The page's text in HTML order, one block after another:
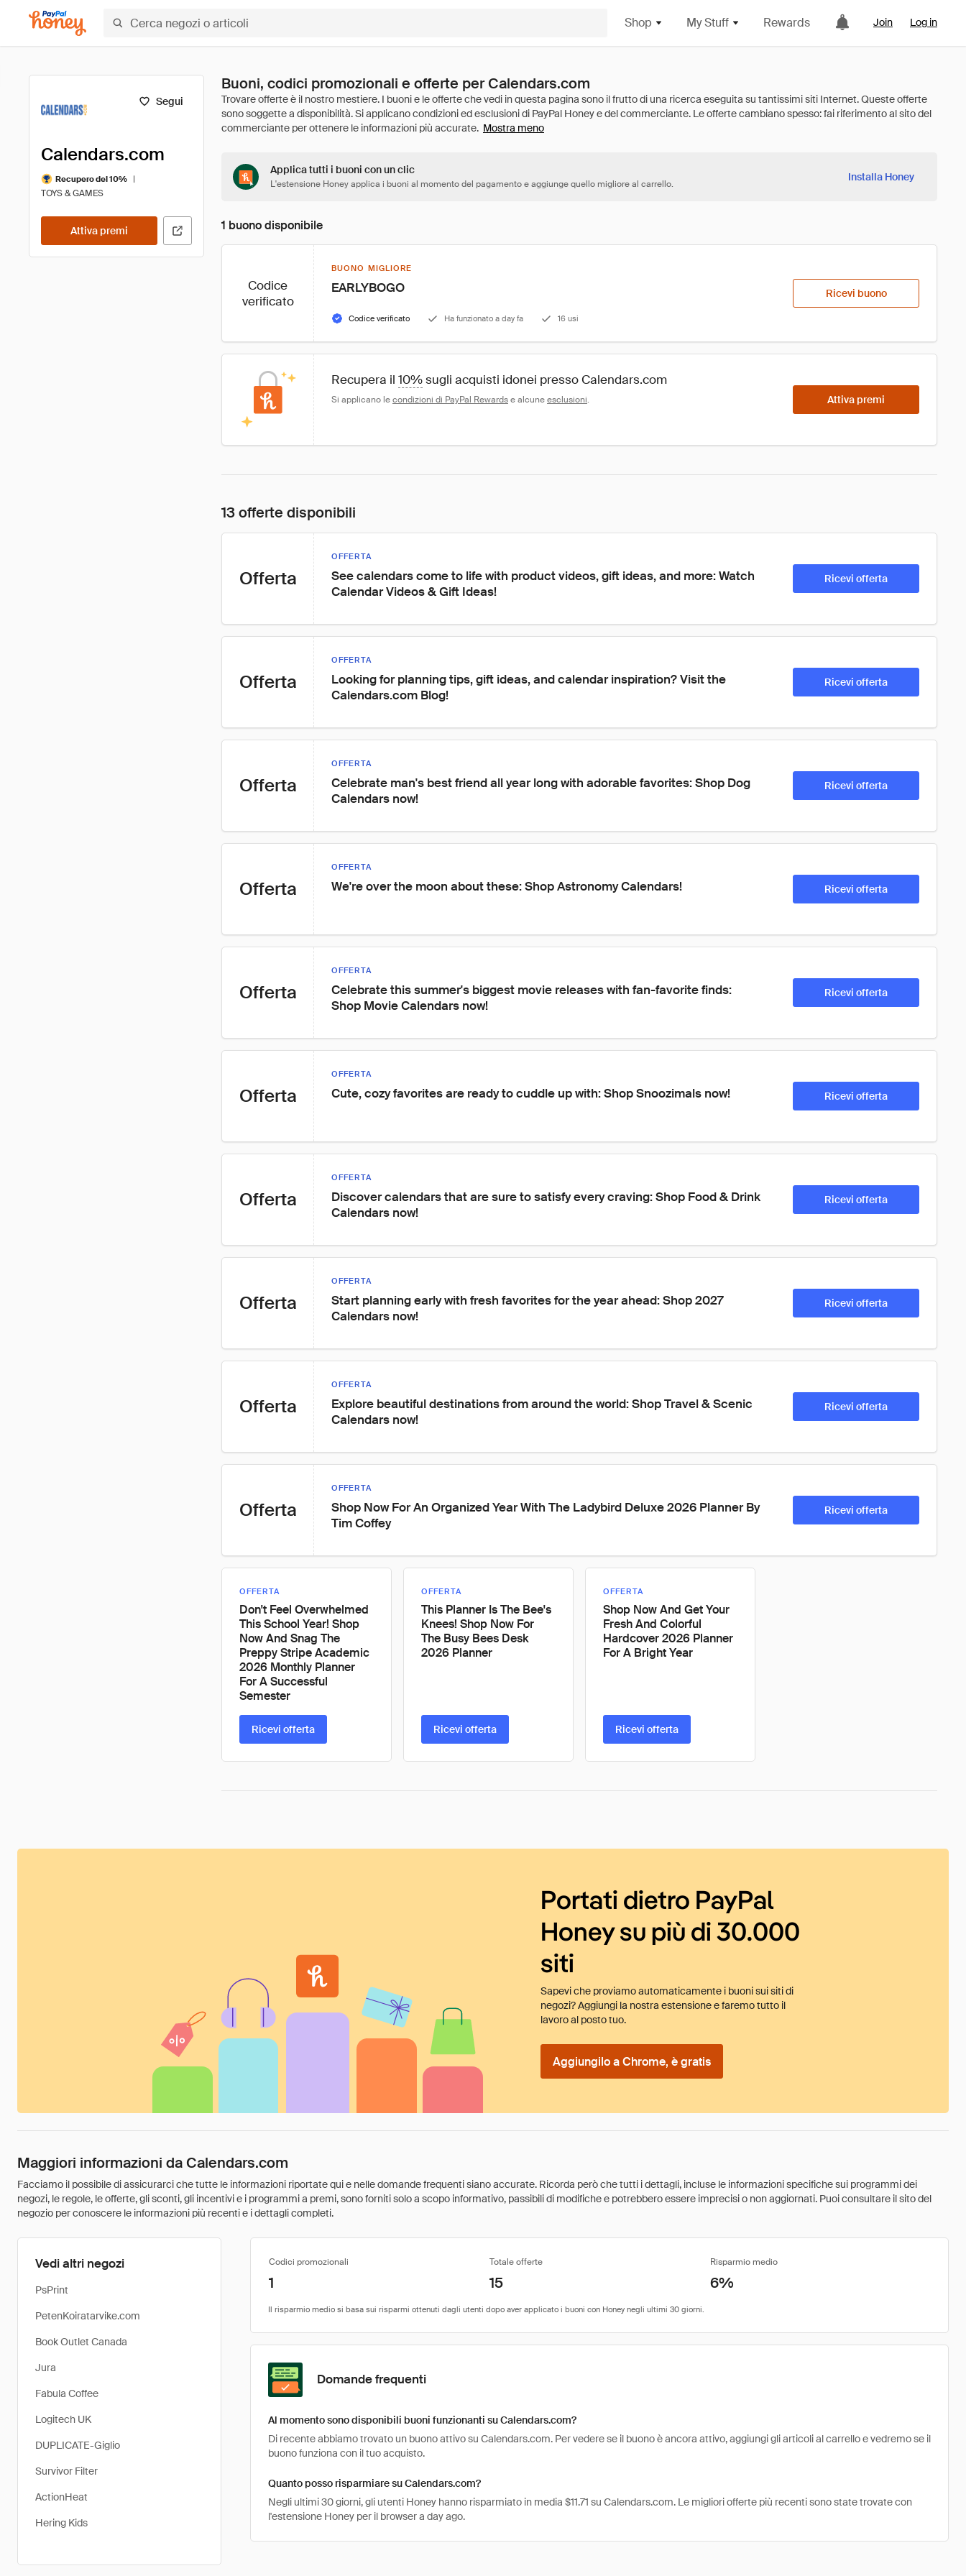
Shop My Stuff Rewards Join Log in
Segui
Calendars.com
Recupero del 10%
|
TOYS & GAMES
Attiva premi
Buoni, codici promozionali e offerte per Calendars.com
Mostra meno
Applica tutti i buoni con un clic
L'estensione Honey applica i buoni al momento del pagamento e aggiunge quello migliore al carrello.
Installa Honey
1 buono disponibile
Codice
verificato
BUONO MIGLIORE
EARLYBOGO
Codice verificato Ha funzionato a day fa 16 usi
Ricevi buono
Recupera il 10% sugli acquisti idonei presso Calendars.com
Si applicano le condizioni di PayPal Rewards e alcune esclusioni. Attiva premi
13 offerte disponibili
Offerta
OFFERTA
See calendars come to life with product videos, gift ideas, and more: Watch
Calendar Videos & Gift Ideas!
Ricevi offerta
Offerta
OFFERTA
Looking for planning tips, gift ideas, and calendar inspiration? Visit the
Calendars.com Blog!
Ricevi offerta
Offerta
OFFERTA
Celebrate man's best friend all year long with adorable favorites: Shop Dog
Calendars now!
Ricevi offerta
Offerta
OFFERTA
We're over the moon about these: Shop Astronomy Calendars! Ricevi offerta
Offerta
OFFERTA
Celebrate this summer's biggest movie releases with fan-favorite finds:
Shop Movie Calendars now!
Ricevi offerta
Offerta
OFFERTA
Cute, cozy favorites are ready to cuddle up with: Shop Snoozimals now! Ricevi offerta
Offerta
OFFERTA
Discover calendars that are sure to satisfy every craving: Shop Food & Drink
Calendars now!
Ricevi offerta
Offerta
OFFERTA
Start planning early with fresh favorites for the year ahead: Shop 2027
Calendars now!
Ricevi offerta
Offerta
OFFERTA
Explore beautiful destinations from around the world: Shop Travel & Scenic
Calendars now!
Ricevi offerta
Offerta
OFFERTA
Shop Now For An Organized Year With The Ladybird Deluxe 2026 Planner By
Tim Coffey
Ricevi offerta
OFFERTA
Don't Feel Overwhelmed
This School Year! Shop
Now And Snag The
Preppy Stripe Academic
2026 Monthly Planner
For A Successful
Semester
Ricevi offerta
OFFERTA
This Planner Is The Bee's
Knees! Shop Now For
The Busy Bees Desk
2026 Planner
Ricevi offerta
OFFERTA
Shop Now And Get Your
Fresh And Colorful
Hardcover 2026 Planner
For A Bright Year
Ricevi offerta
Portati dietro PayPal
Honey su più di 30.000
siti
Sapevi che proviamo automaticamente i buoni sui siti di
negozi? Aggiungi la nostra estensione e faremo tutto il
lavoro al posto tuo.
Aggiungilo a Chrome, è gratis
Maggiori informazioni da Calendars.com
Facciamo il possibile di assicurarci che tutte le informazioni riportate qui e nelle domande frequenti siano accurate. Ricorda però che tutti i dettagli, incluse le informazioni specifiche sui programmi dei
negozi, le regole, le offerte, gli sconti, gli incentivi e i programmi a premi, sono forniti solo a scopo informativo, passibili di modifiche e potrebbero essere imprecisi o non aggiornati. Puoi consultare il sito del
negozio per conoscere le informazioni più recenti e i dettagli completi.
Vedi altri negozi
PsPrint
PetenKoiratarvike.com
Book Outlet Canada
Jura
Fabula Coffee
Logitech UK
DUPLICATE-Giglio
Survivor Filter
ActionHeat
Hering Kids
Codici promozionali Totale offerte Risparmio medio
1 15 6%
Domande frequenti
Al momento sono disponibili buoni funzionanti su Calendars.com?
Di recente abbiamo trovato un buono attivo su Calendars.com. Per vedere se il buono è ancora attivo, aggiungi gli articoli al carrello e vedremo se il
buono funziona con il tuo acquisto.
Quanto posso risparmiare su Calendars.com?
Negli ultimi 30 giorni, gli utenti Honey hanno risparmiato in media $11.71 su Calendars.com. Le migliori offerte più recenti sono state trovate con
l'estensione Honey per il browser a day ago.